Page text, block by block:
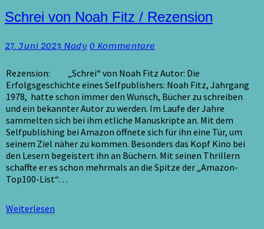
Schrei
von
Fitz
Rezension
Schrei von Noah Fitz / Rezension
27. Juni 2023NadyKommentare
0 Kommentare
Rezension: „Schrei“ von Noah Fitz Autor: Die
Erfolgsgeschichte eines Selfpublishers: Noah Fitz, Jahrgang
1978, hatte schon immer den Wunsch, Bücher zu schreiben
und ein bekannter Autor zu werden. Im Laufe der Jahre
sammelten sich bei ihm etliche Manuskripte an. Mit dem
Selfpublishing bei Amazon öffnete sich für ihn eine Tür, um
seinem Ziel näher zu kommen. Besonders das Kopf Kino bei
den Lesern begeistert ihn an Büchern. Mit seinen Thrillern
schaffte er es schon mehrmals an die Spitze der „Amazon-
Top100-List“…
Weiterlesen